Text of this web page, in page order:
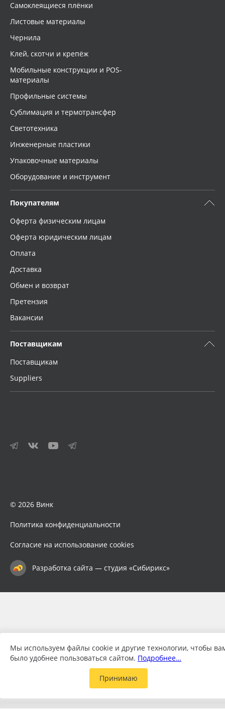
Самоклеящиеся плёнки
Листовые материалы
Чернила
Клей, скотчи и крепёж
Мобильные конструкции и POS-
материалы
Профильные системы
Сублимация и термотрансфер
Светотехника
Инженерные пластики
Упаковочные материалы
Оборудование и инструмент
Покупателям
Оферта физическим лицам
Оферта юридическим лицам
Оплата
Доставка
Обмен и возврат
Претензия
Вакансии
Поставщикам
Поставщикам
Suppliers
© 2026 Винк
Политика конфиденциальности
Согласие на использование cookies
Разработка сайта — студия «Сибирикс»
Мы используем файлы cookie и другие технологии, чтобы
было удобнее пользоваться сайтом. Подробнее…
Принимаю